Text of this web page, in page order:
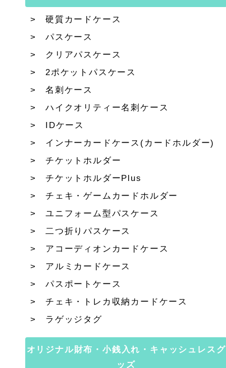
硬質カードケース
パスケース
クリアパスケース
2ポケットパスケース
名刺ケース
ハイクオリティー名刺ケース
IDケース
インナーカードケース(カードホルダー)
チケットホルダー
チケットホルダーPlus
チェキ・ゲームカードホルダー
ユニフォーム型パスケース
二つ折りパスケース
アコーディオンカードケース
アルミカードケース
パスポートケース
チェキ・トレカ収納カードケース
ラゲッジタグ
オリジナル財布・小銭入れ・キャッシュレスグ
ッズ